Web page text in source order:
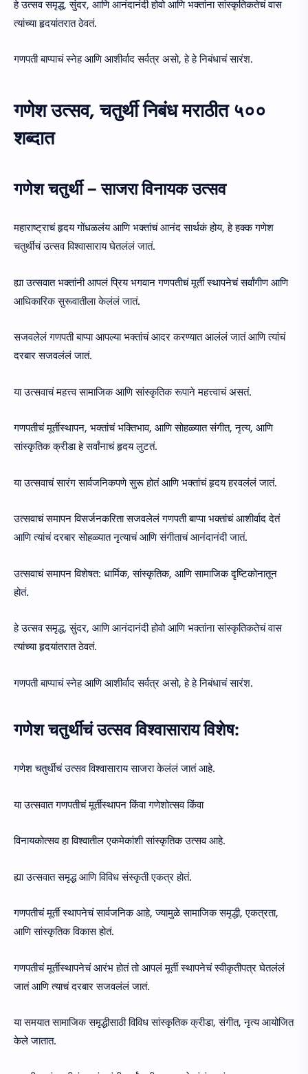
हे उत्सव समृद्ध, सुंदर, आणि आनंदानंदी होवो आणि भक्तांना सांस्कृतिकतेचं वास
त्यांच्या हृदयांतरात ठेवतं.
गणपती बाप्पाचं स्नेह आणि आशीर्वाद सर्वत्र असो, हे हे निबंधाचं सारंश.
गणेश उत्सव, चतुर्थी निबंध मराठीत ५००
शब्दात
गणेश चतुर्थी – साजरा विनायक उत्सव
महाराष्ट्राचं हृदय गोंधळलंय आणि भक्तांचं आनंद सार्थकं होय, हे हक्क गणेश
चतुर्थीचं उत्सव विश्वासाराय घेतलंलं जातं.
ह्या उत्सवात भक्तांनी आपलं प्रिय भगवान गणपतीचं मूर्ती स्थापनेचं सर्वांगीण आणि
आधिकारिक सुरूवातीला केलंलं जातं.
सजवलेलं गणपती बाप्पा आपल्या भक्तांचं आदर करण्यात आलंलं जातं आणि त्यांचं
दरबार सजवलंलं जातं.
या उत्सवाचं महत्त्व सामाजिक आणि सांस्कृतिक रूपाने महत्त्वाचं असतं.
गणपतीचं मूर्तीस्थापन, भक्तांचं भक्तिभाव, आणि सोहळ्यात संगीत, नृत्य, आणि
सांस्कृतिक क्रीडा हे सर्वांनाचं हृदय लुटतं.
या उत्सवाचं सारंग सार्वजनिकपणे सुरू होतं आणि भक्तांचं हृदय हरवलंलं जातं.
उत्सवाचं समापन विसर्जनकरिता सजवलेलं गणपती बाप्पा भक्तांचं आशीर्वाद देतं
आणि त्यांचं दरबार सोहळ्यात नृत्याचं आणि संगीताचं आनंदानंदी जातं.
उत्सवाचं समापन विशेषत: धार्मिक, सांस्कृतिक, आणि सामाजिक दृष्टिकोनातून
होतं.
हे उत्सव समृद्ध, सुंदर, आणि आनंदानंदी होवो आणि भक्तांना सांस्कृतिकतेचं वास
त्यांच्या हृदयांतरात ठेवतं.
गणपती बाप्पाचं स्नेह आणि आशीर्वाद सर्वत्र असो, हे हे निबंधाचं सारंश.
गणेश चतुर्थीचं उत्सव विश्वासाराय विशेष:
गणेश चतुर्थीचं उत्सव विश्वासाराय साजरा केलंलं जातं आहे.
या उत्सवात गणपतीचं मूर्तीस्थापन किंवा गणेशोत्सव किंवा
विनायकोत्सव हा विश्वातील एकमेकांशी सांस्कृतिक उत्सव आहे.
ह्या उत्सवात समृद्ध आणि विविध संस्कृती एकत्र होतं.
गणपतीचं मूर्ती स्थापनेचं सार्वजनिक आहे, ज्यामुळे सामाजिक समृद्धी, एकत्रता,
आणि सांस्कृतिक विकास होतं.
गणपतीचं मूर्तीस्थापनेचं आरंभ होतं तो आपलं मूर्ती स्थापनेचं स्वीकृतीपत्र घेतलंलं
जातं आणि त्याचं दरबार सजवलंलं जातं.
या समयात सामाजिक समृद्धीसाठी विविध सांस्कृतिक क्रीडा, संगीत, नृत्य आयोजित
केले जातात.